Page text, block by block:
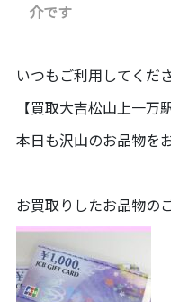
介です
いつもご利用してくだ
【買取大吉松山上一万
本日も沢山のお品物を
お買取りしたお品物の